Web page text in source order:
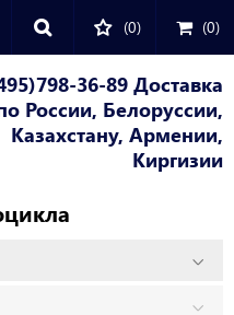
(0) (0)
36-89 Доставка
России, Белоруссии,
Казахстану, Армении,
Киргизии